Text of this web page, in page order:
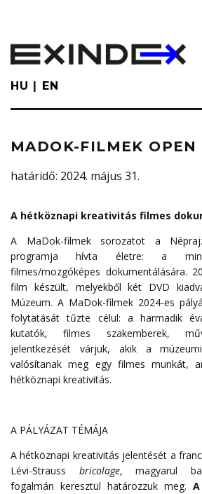
main
content
HU EN
MADOK-FILMEK OPEN
határidő: 2024. május 31.
A hétköznapi kreativitás filmes
A MaDok-filmek sorozatot a
programja hívta életre: a
filmes/mozgóképes dokumentálására.
film készült, melyekből két DVD
Múzeum. A MaDok-filmek 2024-es
folytatását tűzte célul: a harmadik
kutatók, filmes szakemberek,
jelentkezését várjuk, akik a
valósítanak meg egy filmes munkát,
hétköznapi kreativitás.
A PÁLYÁZAT TÉMÁJA
A hétköznapi kreativitás jelentését a
Lévi-Strauss bricolage, magyarul
fogalmán keresztül határozzuk meg.